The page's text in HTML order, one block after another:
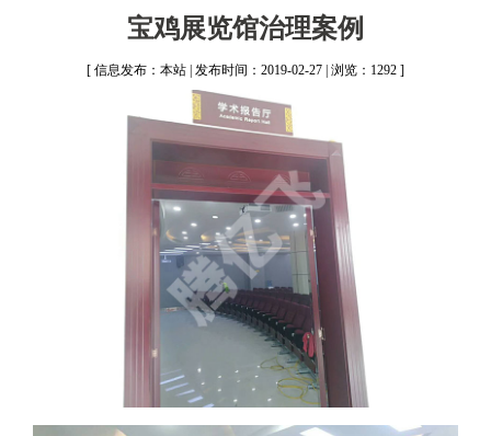
宝鸡展览馆治理案例
[ 信息发布：本站 | 发布时间：2019-02-27 | 浏览：1292 ]